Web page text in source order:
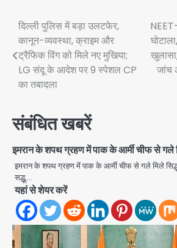
Post
navigation
दिल्ली पुलिस में बड़ा उलटफेर,
कानून-व्यवस्था, क्राइम और
ट्रैफिक विंग को मिले नए मुखिया;
LG संदू के आदेश पर 9 स्पेशल CP
का तबादला
जांच
संबंधित खबरें
इमरान के शपथ ग्रहण में पाक के आर्मी चीफ से गले
इमरान के शपथ ग्रहण में पाक के आर्मी चीफ से गले मिले
सद्धू,…
यहां से शेयर करें